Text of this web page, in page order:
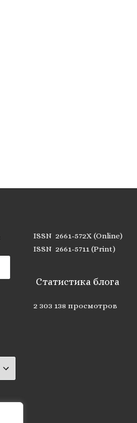
ISSN 2661-572X (Online)
ISSN 2661-5711 (Print)
Статистика блога
2 303 138 просмотров